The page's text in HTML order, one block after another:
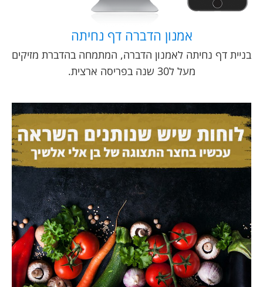
אמנון הדברה דף נחיתה
בניית דף נחיתה לאמנון הדברה, המתמחה בהדברת מזיקים
מעל ל30 שנה בפריסה ארצית.